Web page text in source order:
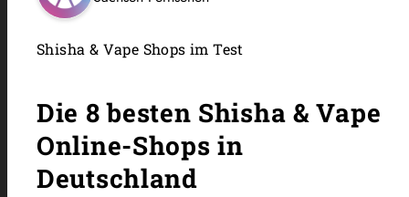
Shisha & Vape Shops im Test
Die 8 besten Shisha & Vape
Online-Shops in
Deutschland